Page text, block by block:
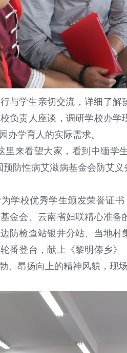
与学生亲切交流，详细了
负责人座谈，调研学校办
办学育人的实际需求。
里来看望大家，看到中缅学
预防性病艾滋病基金会防艾
学校优秀学生颁发荣誉证
金会、云南省妇联精心准
防检查站银井分站、当地
番登台，献上《黎明傣乡
、昂扬向上的精神风貌，现